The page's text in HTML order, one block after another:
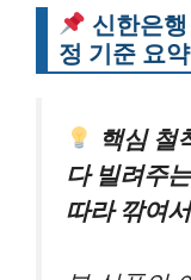
신한은
정 기준 요약
핵심 철
다 빌려주
따라 깎여